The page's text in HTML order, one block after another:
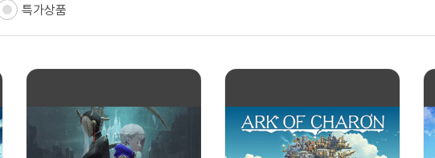
특가상품